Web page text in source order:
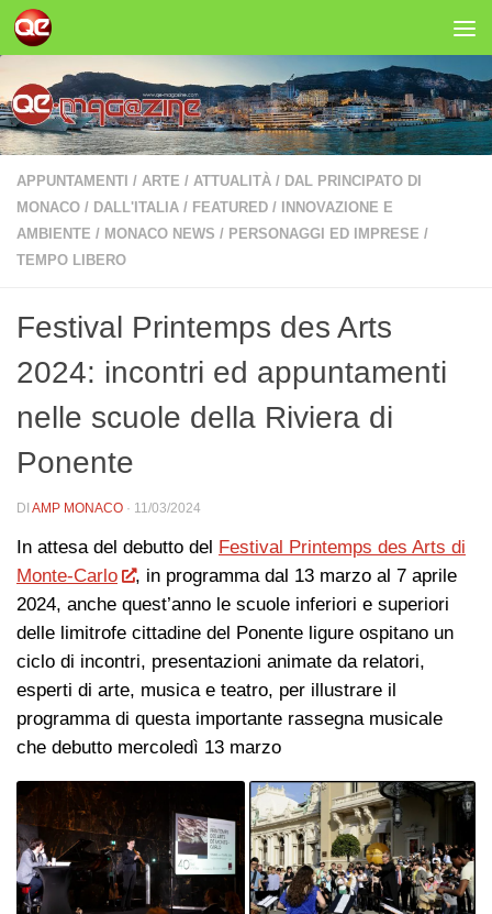
Salta al contenuto
APPUNTAMENTI / ARTE / ATTUALITÀ / DAL PRINCIPATO DI
MONACO / DALL'ITALIA / FEATURED /
INNOVAZIONE E
AMBIENTE / MONACO NEWS / PERSONAGGI ED IMPRESE /
TEMPO LIBERO
Festival Printemps des Arts
2024: incontri ed appuntamenti
nelle scuole della Riviera di
Ponente
DI AMP MONACO · 11/03/2024
In attesa del debutto del
Festival Printemps des Arts di
Monte-Carlo
, in programma dal 13 marzo al 7 aprile
2024, anche quest’anno le scuole inferiori e superiori
delle limitrofe cittadine del Ponente ligure ospitano un
ciclo di incontri, presentazioni animate da relatori,
esperti di arte, musica e teatro, per illustrare il
programma di questa importante rassegna musicale
che debutto mercoledì 13 marzo